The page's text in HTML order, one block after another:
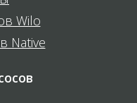
Wilo
Native